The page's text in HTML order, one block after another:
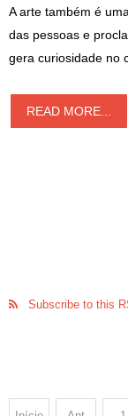
A arte também é
das pessoas e
gera curiosidade no
READ MORE...
Subscribe to this